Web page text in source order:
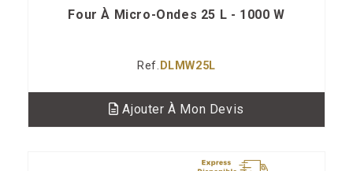
Four À Micro-Ondes 25 L - 1000 W
Ref. DLMW25L
Ajouter À Mon Devis